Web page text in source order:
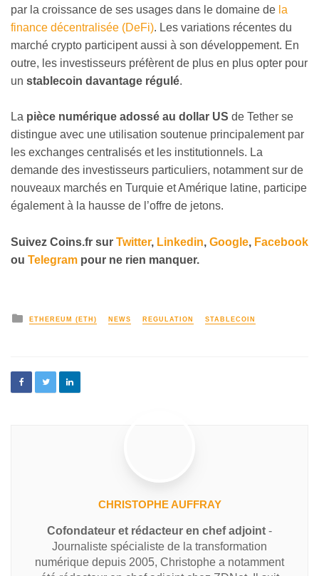
par la croissance de ses usages dans le domaine de la
finance décentralisée (DeFi). Les variations récentes du
marché crypto participent aussi à son développement. En
outre, les investisseurs préfèrent de plus en plus opter pour
un stablecoin davantage régulé.
La pièce numérique adossé au dollar US de Tether se
distingue avec une utilisation soutenue principalement par
les exchanges centralisés et les institutionnels. La
demande des investisseurs particuliers, notamment sur de
nouveaux marchés en Turquie et Amérique latine, participe
également à la hausse de l’offre de jetons.
Suivez Coins.fr sur Twitter, Linkedin, Google, Facebook
ou Telegram pour ne rien manquer.
ETHEREUM (ETH) NEWS REGULATION STABLECOIN
CHRISTOPHE AUFFRAY
Cofondateur et rédacteur en chef adjoint -
Journaliste spécialiste de la transformation
numérique depuis 2005, Christophe a notamment